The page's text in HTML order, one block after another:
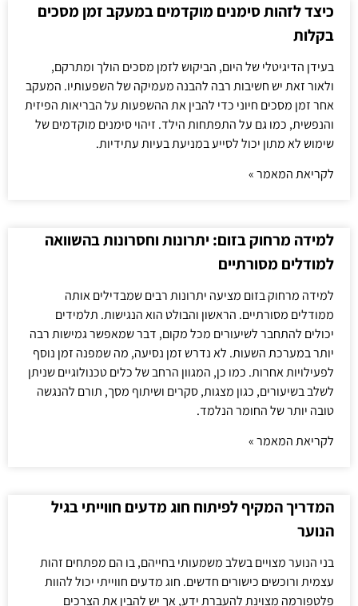
כיצד לזהות סימנים מוקדמים במעקב זמן מסכים
בקלות
בעידן הדיגיטלי של היום, הביקוש לזמן מסכים הולך ומתרקם,
ולאור זאת יש חשיבות רבה להבנה מעמיקה של השפעותיו. המעקב
אחר זמן מסכים חיוני כדי להבין את ההשפעות על הבריאות הפיזית
והנפשית, כמו גם על התפתחות הילד. זיהוי סימנים מוקדמים של
שימוש לא מתון יכול לסייע במניעת בעיות עתידיות.
לקריאת המאמר »
למידה מרחוק בזום: יתרונות וחסרונות בהשוואה
למודלים מסורתיים
למידה מרחוק בזום מציעה יתרונות רבים שמבדילים אותה
ממודלים מסורתיים. הראשון והבולט הוא הנגישות. תלמידים
יכולים להתחבר לשיעורים מכל מקום, דבר שמאפשר גמישות רבה
יותר במערכת השעות. לא נדרש זמן נסיעה, מה שמפנה זמן נוסף
לפעילויות אחרות. כמו כן, המגוון הרחב של כלים טכנולוגיים שניתן
לשלב בשיעורים, כגון מצגות, סקרים ושיתוף מסך, תורם להנגשה
טובה יותר של החומר הנלמד.
לקריאת המאמר »
המדריך המקיף לפיתוח חוג מדעים חווייתי בגיל
הנוער
בני הנוער מצויים בשלב משמעותי בחייהם, בו הם מפתחים זהות
עצמית ורוכשים כישורים חדשים. חוג מדעים חווייתי יכול להוות
פלטפורמה מצוינת להעברת ידע, אך יש להבין את הצרכים